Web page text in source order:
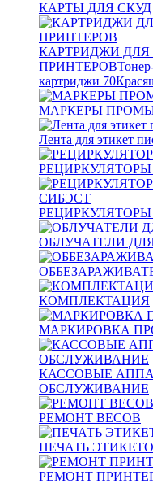
КАРТЫ ДЛЯ СКУД
КАРТРИДЖИ
ПРИНТЕРОВ
картриджи 70
МАРКЕРЫ
Лента для этикет
ОБЛУЧАТЕЛИ
КОМПЛЕКТАЦИЯ
МАРКИРОВКА
КАССОВЫЕ
ОБСЛУЖИВАНИЕ
РЕМОНТ ВЕСОВ
ПЕЧАТЬ
РЕМОНТ